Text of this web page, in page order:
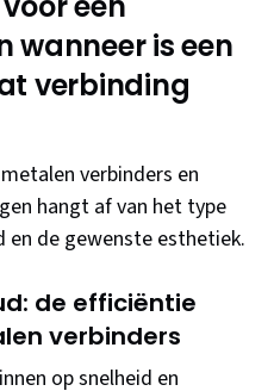
wanneer is een
verbinding
verbinders en
hangt af van het type
en de gewenste esthetiek.
de efficiëntie
verbinders
op snelheid en